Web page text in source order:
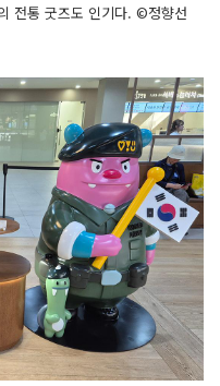
전통 굿즈도 인기다. ©정향선